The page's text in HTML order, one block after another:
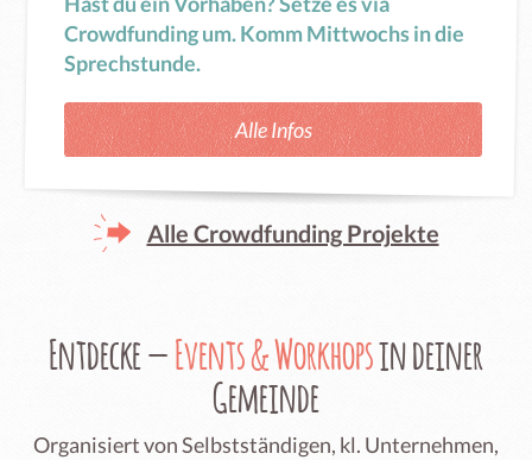
Crowdfunding um. Komm Mittwochs in die
Sprechstunde.
Alle Infos
Alle Crowdfunding Projekte
Entdecke —Events & Workhopsin deiner
Gemeinde
Organisiert von Selbstständigen, kl. Unternehmen,